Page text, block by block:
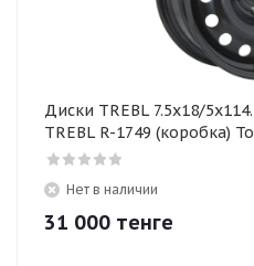
Диски TREBL 7.5x18/
TREBL R-1749 (коробка)
Нет в наличии
31 000 тенге